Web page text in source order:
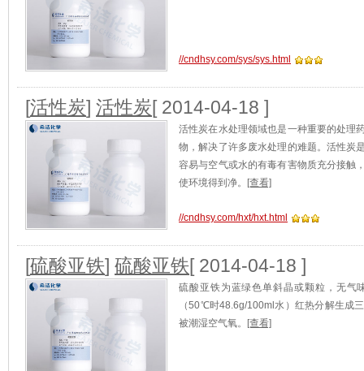
//cndhsy.com/sys/sys.html
[活性炭] 活性炭[ 2014-04-18 ]
活性炭在水处理领域也是一种重要的处理
物，解决了许多废水处理的难题。活性炭
容易与空气或水的有毒有害物质充分接触
使环境得到净。
[查看]
//cndhsy.com/hxt/hxt.html
[硫酸亚铁] 硫酸亚铁[ 2014-04-18 ]
硫酸亚铁为蓝绿色单斜晶或颗粒，无
（50℃时48.6g/100ml水）红热分解生成
被潮湿空气氧。
[查看]